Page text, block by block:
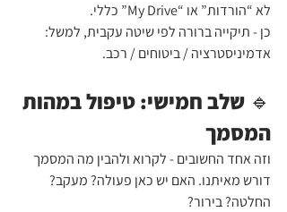
לא “הורדות” או “My Drive” כללי.
כן - תיקייה ברורה לפי שיטה עקבית, למשל:
אדמיניסטרציה / ביטוחים / רכב.
🔹 שלב חמישי: טיפול במהות
המסמך
וזה אחד החשובים - לקרוא ולהבין מה המסמך
דורש מאיתנו. האם יש כאן פעולה? מעקב?
החלטה? בירור?